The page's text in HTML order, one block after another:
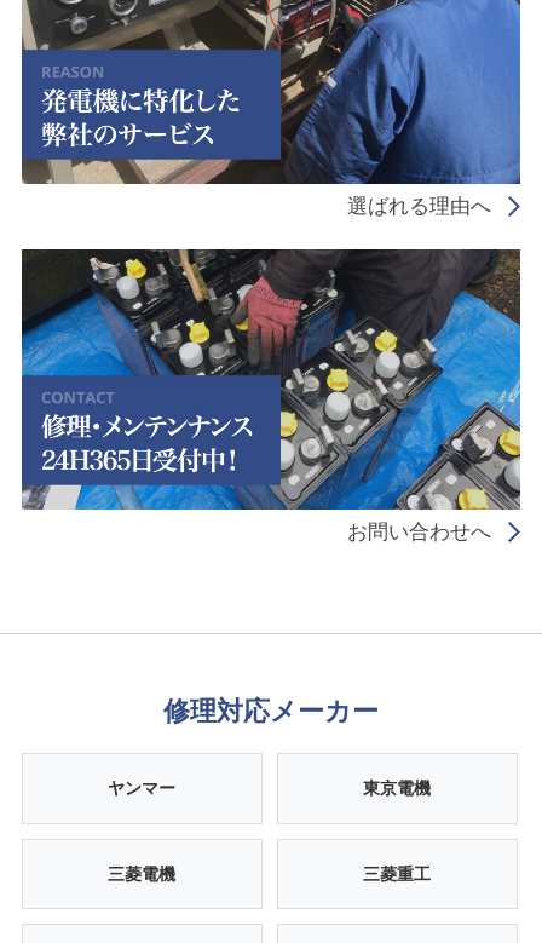
選ばれる理由へ
お問い合わせへ
修理対応メーカー
ヤンマー 東京電機
三菱電機 三菱重工